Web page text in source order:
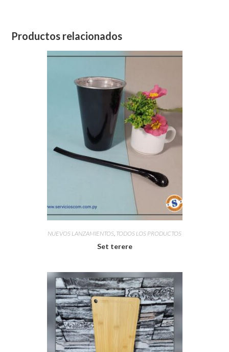
Productos relacionados
NUEVOS LANZAMIENTOS, TODOS LOS PRODUCTOS
Set terere